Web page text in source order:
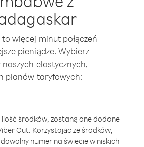
więcej minut połączeń
pieniądze. Wybierz
naszych elastycznych,
planów taryfowych:
ilość środków, zostaną one dodane
Out. Korzystając ze środków,
numer na świecie w niskich